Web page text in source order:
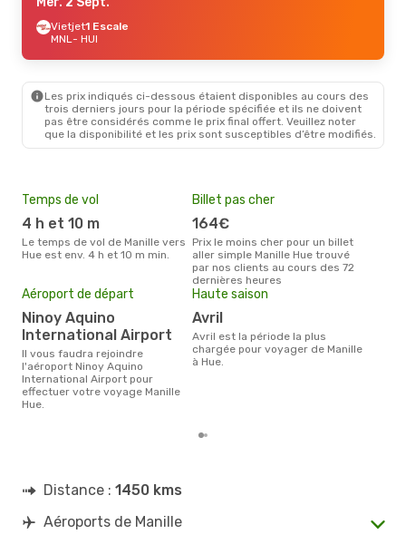
Vietjet1 Escale
MNL- HUI
Les prix indiqués ci-dessous étaient disponibles au cours des
trois derniers jours pour la période spécifiée et ils ne doivent
pas être considérés comme le prix final offert. Veuillez noter
que la disponibilité et les prix sont susceptibles d’être modifiés.
Temps de vol
4 h et 10 m
Le temps de vol de Manille vers
Hue est env. 4 h et 10 m min.
Billet pas cher
164€
Prix le moins cher pour un billet
aller simple Manille Hue trouvé
par nos clients au cours des 72
dernières heures
Aéroport de départ
Ninoy Aquino
International Airport
Il vous faudra rejoindre
l'aéroport Ninoy Aquino
International Airport pour
effectuer votre voyage Manille
Hue.
Haute saison
avril
avril est la période la plus
chargée pour voyager de Manille
à Hue.
Distance : 1450 kms
Aéroports de Manille